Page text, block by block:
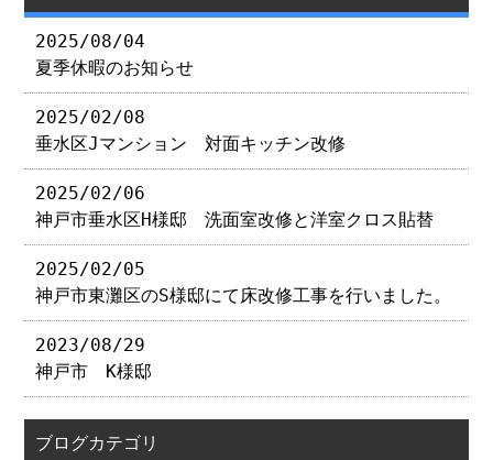
2025/08/04
夏季休暇のお知らせ
2025/02/08
垂水区Jマンション 対面キッチン改修
2025/02/06
神戸市垂水区H様邸 洗面室改修と洋室クロス貼替
2025/02/05
神戸市東灘区のS様邸にて床改修工事を行いました。
2023/08/29
神戸市 K様邸
ブログカテゴリ